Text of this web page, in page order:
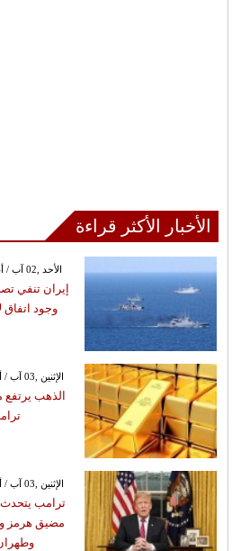
الأخبار الأكثر قراءة
GMT 13:55 2026 الأحد ,02 آب / أغسطس
إيران تنفي
وجود اتفاق
GMT 08:36 2026 الإثنين ,03 آب / أغسطس
الذهب يرتفع
GMT 02:03 2026 الإثنين ,03 آب / أغسطس
ترامب
مضيق هرمز